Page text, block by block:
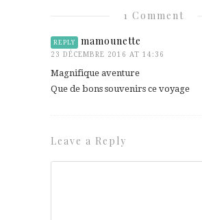
1 Comment
REPLY mamounette
23 DÉCEMBRE 2016 AT 14:36
Magnifique aventure
Que de bons souvenirs ce voyage
Leave a Reply